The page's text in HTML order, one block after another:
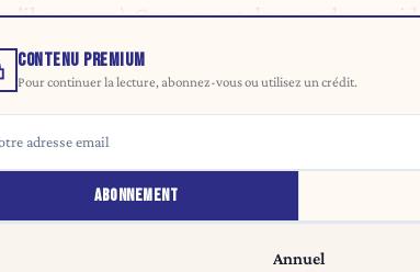
se passe à Gaza, on est dans un deux
CONTENU PREMIUM
Pour continuer la lecture, abonnez-vous ou utilisez un crédit.
ABONNEMENT
Annuel